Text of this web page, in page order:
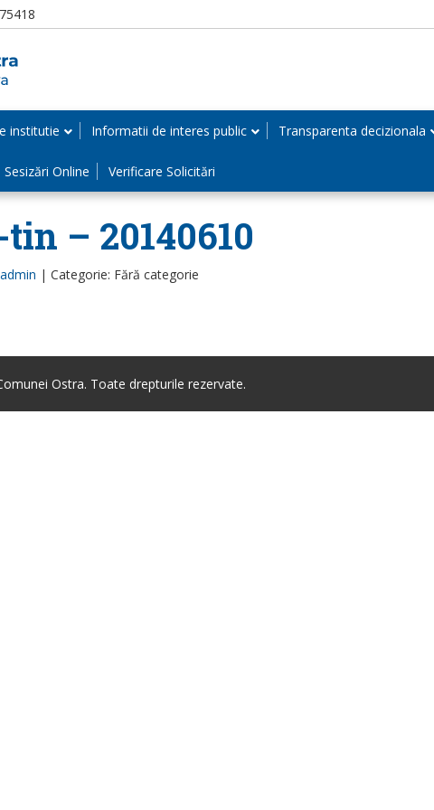
institutie Informatii de interes public Transparenta decizionala
Sesizări Online Verificare Solicitări
– 20140610
admin | Categorie: Fără categorie
Ostra. Toate drepturile rezervate.